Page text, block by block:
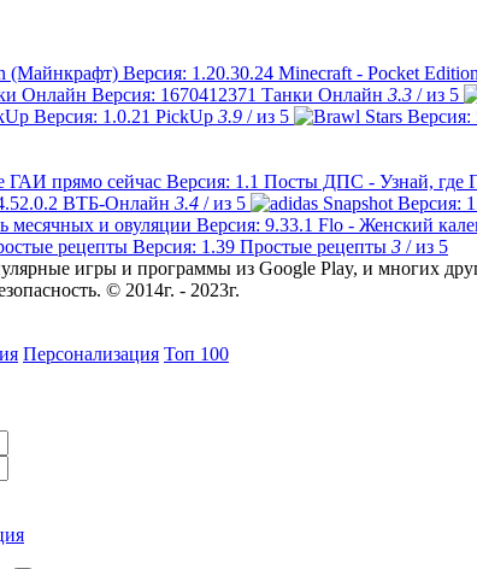
Minecraft - Pocket
Танки Онлайн 3.3 / из 5
PickUp 3.9 / из 5
Посты ДПС - Узнай, где
ВТБ-Онлайн 3.4 / из 5
Flo - Женский
Простые рецепты 3 / из 5
игры и программы из Google Play, и многих
© 2014г. - 2023г.
Персонализация Топ 100